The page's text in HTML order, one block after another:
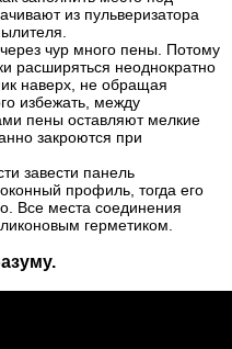
из пульверизатора
чур много пены. Потому
расширяться неоднократно
наверх, не обращая
избежать, между
пены оставляют мелкие
закроются при
завести панель
профиль, тогда его
Все места соединения
герметиком.